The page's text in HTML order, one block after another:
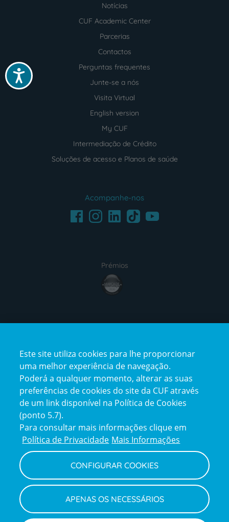
Acessibilidade
Notícias
CUF Academic Center
Parcerias
Contactos
Perguntas frequentes
Junte-se a nós
Visita Virtual
English version
My CUF
Intermediação de Crédito
Soluções de acesso e Planos de saúde
Acompanhe-nos
FacebookInstagramLinkedInTikTokYoutube
Prémios
award4
certification2certification3
Reclamações
e
elogios
Policy
Política de Privacidade e Cookies
Termos e Condições
Declaração de Acessibilidade
Canal de Denúncias
Informações legais
Este site utiliza cookies para lhe proporcionar
uma melhor experiência de navegação.
Poderá a qualquer momento, alterar as suas
preferências de cookies do site da CUF através
de um link disponível na Política de Cookies
(ponto 5.7).
Para consultar mais informações clique em
Política de Privacidade Mais Informações
CONFIGURAR COOKIES
APENAS OS NECESSÁRIOS